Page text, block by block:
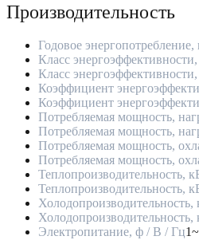
Производительность
Годовое энергопотребление,
Класс энергоэффективности,
Класс
Коэффициент
Коэффициент
Потребляемая мощность,
Потребляемая мощность,
Потребляемая мощность,
Потребляемая мощность,
Теплопроизводительность,
Теплопроизводительность,
Холодопроизводительность,
Холодопроизводительность,
Электропитание, ф / В / Гц